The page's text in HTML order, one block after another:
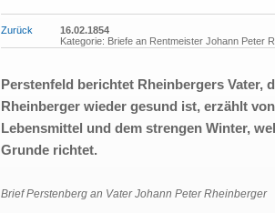
Zurück
16.02.1854
Kategorie: Briefe an Rentmeister Johann Peter
Perstenfeld berichtet Rheinbergers Vater,
Rheinberger wieder gesund ist, erzählt
Lebensmittel und dem strengen Winter,
Grunde richtet.
Brief Perstenberg an Vater Johann Peter Rheinberger